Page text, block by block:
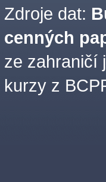
Zdroje dat:
cenných
ze zahraničí
kurzy z